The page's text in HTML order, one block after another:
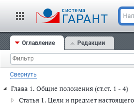
cистема
ГАРАНТ
Оглавление Редакции
Свернуть
Глава 1. Общие положения (ст.ст. 1 - 4)
Статья 1. Цели и предмет настоящего